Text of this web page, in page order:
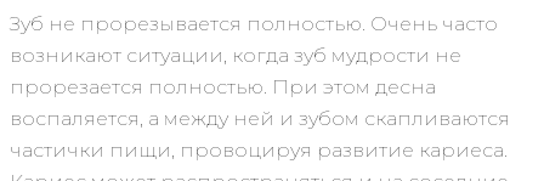
Зуб не прорезывается полностью. Очень часто
возникают ситуации, когда зуб мудрости не
прорезается полностью. При этом десна
воспаляется, а между ней и зубом скапливаются
частички пищи, провоцируя развитие кариеса.